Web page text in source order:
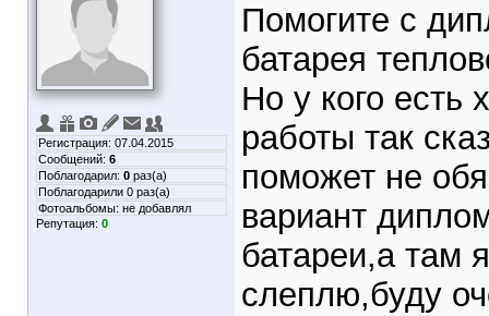
Регистрация: 07.04.2015
Сообщений: 6
Поблагодарил: 0 раз(а)
Поблагодарили 0 раз(а)
Фотоальбомы: не добавлял
Репутация: 0
Помогите с
батарея
Но у кого есть
работы так
поможет не
вариант
батареи,а там
слеплю,буду